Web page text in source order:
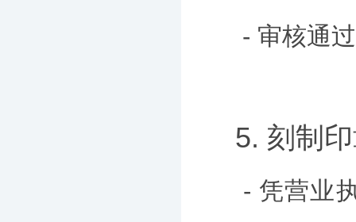
- 审核通
5. 刻制
- 凭营业